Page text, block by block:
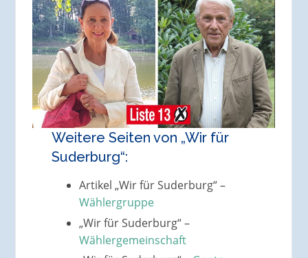
Weitere Seiten von „Wir für
Suderburg“:
Artikel „Wir für Suderburg“ –
Wählergruppe
„Wir für Suderburg“ –
Wählergemeinschaft